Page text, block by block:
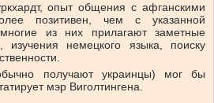
опыт общения с афганскими
позитивен, чем с указанной
многие из них прилагают заметные
изучения немецкого языка, поиску
получают украинцы) мог бы
мэр Виголтингена.